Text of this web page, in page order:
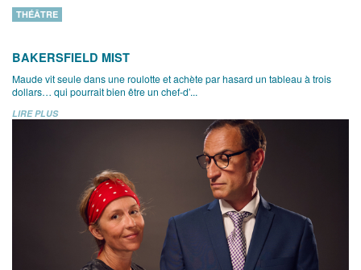
THÉÂTRE
BAKERSFIELD MIST
Maude vit seule dans une roulotte et achète par hasard un tableau à trois
dollars… qui pourrait bien être un chef-d’...
LIRE PLUS